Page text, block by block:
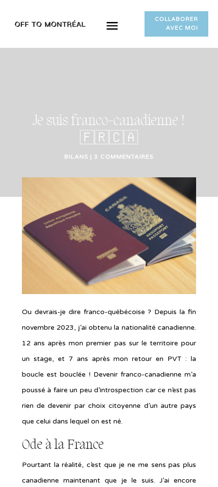
COLLABORER
AVEC MOI
Je suis franco-canadienne !
🇫🇷🇨🇦
BILANS |3 COMMENTAIRES
Ou devrais-je dire franco-québécoise ? Depuis la fin
novembre 2023, j’ai obtenu la nationalité canadienne.
12 ans après mon premier pas sur le territoire pour
un stage, et 7 ans après mon retour en PVT : la
boucle est bouclée ! Devenir franco-canadienne m’a
poussé à faire un peu d’introspection car ce n’est pas
rien de devenir par choix citoyenne d’un autre pays
que celui dans lequel on est né.
Ode à la France
Pourtant la réalité, c’est que je ne me sens pas plus
canadienne maintenant que je le suis. J’ai encore